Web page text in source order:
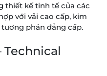
thiết kế tinh tế của các
với vải cao cấp, kim
phản đẳng cấp.
Technical